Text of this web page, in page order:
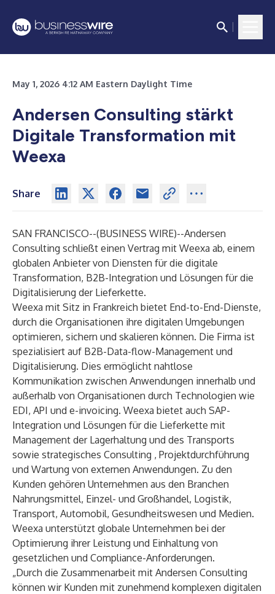
May 1, 2026 4:12 AM Eastern Daylight Time
Andersen Consulting stärkt
Digitale Transformation mit
Weexa
Share
SAN FRANCISCO--(BUSINESS WIRE)--Andersen
Consulting schließt einen Vertrag mit Weexa ab, einem
globalen Anbieter von Diensten für die digitale
Transformation, B2B-Integration und Lösungen für die
Digitalisierung der Lieferkette.
Weexa mit Sitz in Frankreich bietet End-to-End-Dienste,
durch die Organisationen ihre digitalen Umgebungen
optimieren, sichern und skalieren können. Die Firma ist
spezialisiert auf B2B-Data-flow-Management und
Digitalisierung. Dies ermöglicht nahtlose
Kommunikation zwischen Anwendungen innerhalb und
außerhalb von Organisationen durch Technologien wie
EDI, API und e-invoicing. Weexa bietet auch SAP-
Integration und Lösungen für die Lieferkette mit
Management der Lagerhaltung und des Transports
sowie strategisches Consulting , Projektdurchführung
und Wartung von externen Anwendungen. Zu den
Kunden gehören Unternehmen aus den Branchen
Nahrungsmittel, Einzel- und Großhandel, Logistik,
Transport, Automobil, Gesundheitswesen und Medien.
Weexa unterstützt globale Unternehmen bei der
Optimierung ihrer Leistung und Einhaltung von
gesetzlichen und Compliance-Anforderungen.
„Durch die Zusammenarbeit mit Andersen Consulting
können wir Kunden mit zunehmend komplexen digitalen